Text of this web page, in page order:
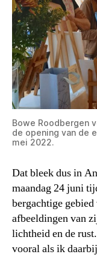
Bowe Roodbergen
de opening van de
mei 2022.
Dat bleek dus in
maandag 24 juni
bergachtige
afbeeldingen van
lichtheid en de
vooral als ik